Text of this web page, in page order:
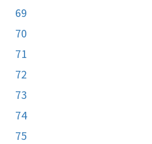
69
70
71
72
73
74
75